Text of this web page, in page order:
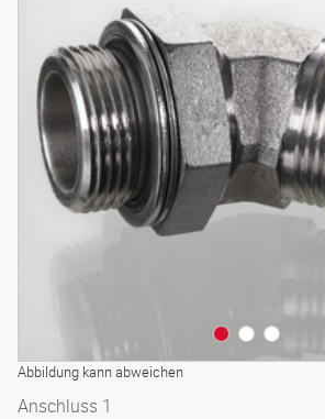
Abbildung kann abweichen
3D Modell
Anschluss 1